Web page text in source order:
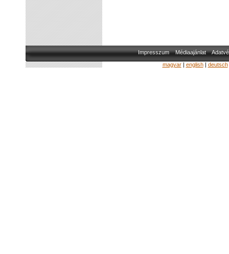
Impresszum Médiaajánlat
magyar| english| deutsch